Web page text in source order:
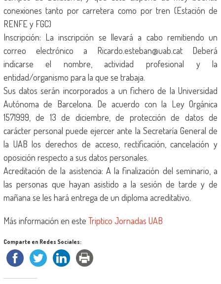
conexiones tanto por carretera como por tren (Estación de
RENFE y FGC)
Inscripción: La inscripción se llevará a cabo remitiendo un
correo electrónico a Ricardo.esteban@uab.cat Deberá
indicarse el nombre, actividad profesional y la
entidad/organismo para la que se trabaja.
Sus datos serán incorporados a un fichero de la Universidad
Autónoma de Barcelona. De acuerdo con la Ley Orgánica
1571999, de 13 de diciembre, de protección de datos de
carácter personal puede ejercer ante la Secretaría General de
la UAB los derechos de acceso, rectificación, cancelación y
oposición respecto a sus datos personales.
Acreditación de la asistencia: A la finalización del seminario, a
las personas que hayan asistido a la sesión de tarde y de
mañana se les hará entrega de un diploma acreditativo.
Más información en este Triptico Jornadas UAB
Comparte en Redes Sociales: